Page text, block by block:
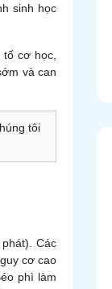
sinh học
cơ học,
và can
tôi
Các
cơ cao
phì làm